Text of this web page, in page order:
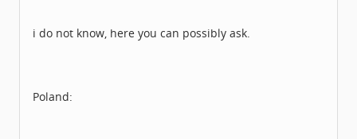
i do not know, here you can possibly ask.
Poland: